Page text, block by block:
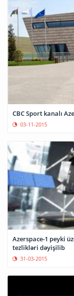
CBC Sport
03-11-2015
Azerspace-1 peyki
tezlikləri dəyişilib
31-03-2015